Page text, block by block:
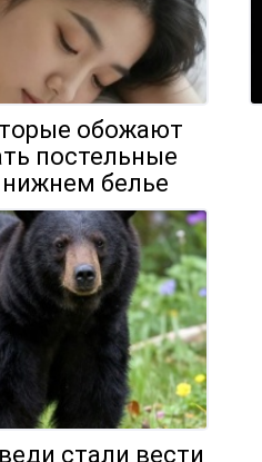
обожают
постельные
белье
стали вести